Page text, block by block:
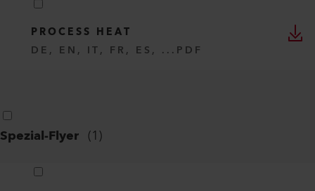
PROCESS HEAT
DE, EN, IT, FR, ES, ... PDF
Spezial-Flyer (1)